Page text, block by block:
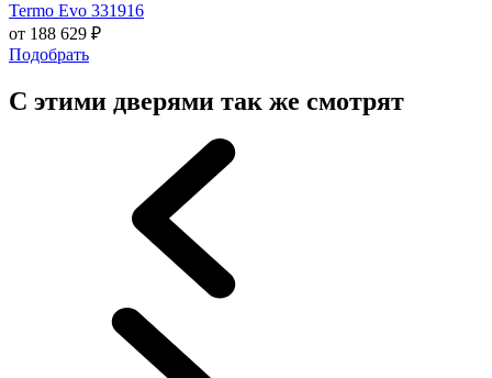
Termo Evo 331916
от 188 629 ₽
Подобрать
С этими дверями так же смотрят